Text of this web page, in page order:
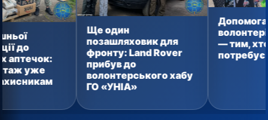
позашляховик для
фронту: Land Rover
прибув до
волонтерського хабу
ГО «УНІА»
Допомога від
волонтерів ГО
— тим, хто справді
потребує